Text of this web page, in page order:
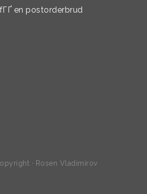
en postorderbrud
· Rosen Vladimirov